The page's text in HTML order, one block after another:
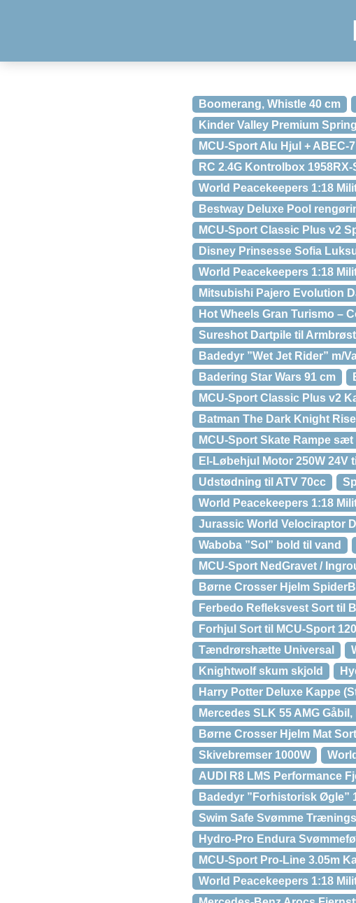
Boomerang, Whistle 40 cm
Kinder Valley Premium
MCU-Sport Alu Hjul + ABEC-
RC 2.4G Kontrolbox
World Peacekeepers 1:18
Bestway Deluxe Pool
MCU-Sport Classic Plus v2
Disney Prinsesse Sofia
World Peacekeepers 1:18
Mitsubishi Pajero Evolution
Hot Wheels Gran Turismo –
Sureshot Dartpile til
Badedyr ”Wet Jet Rider” m/
Badering Star Wars 91 cm
MCU-Sport Classic Plus v2
Batman The Dark Knight
MCU-Sport Skate Rampe sæt
El-Løbehjul Motor 250W 24V
Udstødning til ATV 70cc
World Peacekeepers 1:18
Jurassic World Velociraptor
Waboba ”Sol” bold til vand
MCU-Sport NedGravet /
Børne Crosser Hjelm
Ferbedo Refleksvest Sort til
Forhjul Sort til MCU-Sport
Tændrørshætte Universal
Knightwolf skum skjold
Harry Potter Deluxe Kappe
Mercedes SLK 55 AMG Gåbil,
Børne Crosser Hjelm Mat
Skivebremser 1000W
AUDI R8 LMS Performance
Badedyr ”Forhistorisk Øgle”
Swim Safe Svømme
Hydro-Pro Endura
MCU-Sport Pro-Line 3.05m
World Peacekeepers 1:18